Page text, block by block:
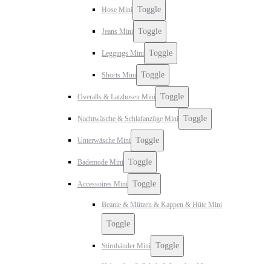
Hose Mini Toggle
Jeans Mini Toggle
Leggings Mini Toggle
Shorts Mini Toggle
Overalls & Latzhosen Mini Toggle
Nachtwäsche & Schlafanzüge Mini Toggle
Unterwäsche Mini Toggle
Bademode Mini Toggle
Accessoires Mini Toggle
Beanie & Mützen & Kappen & Hüte Mini
Toggle
Stirnbänder Mini Toggle